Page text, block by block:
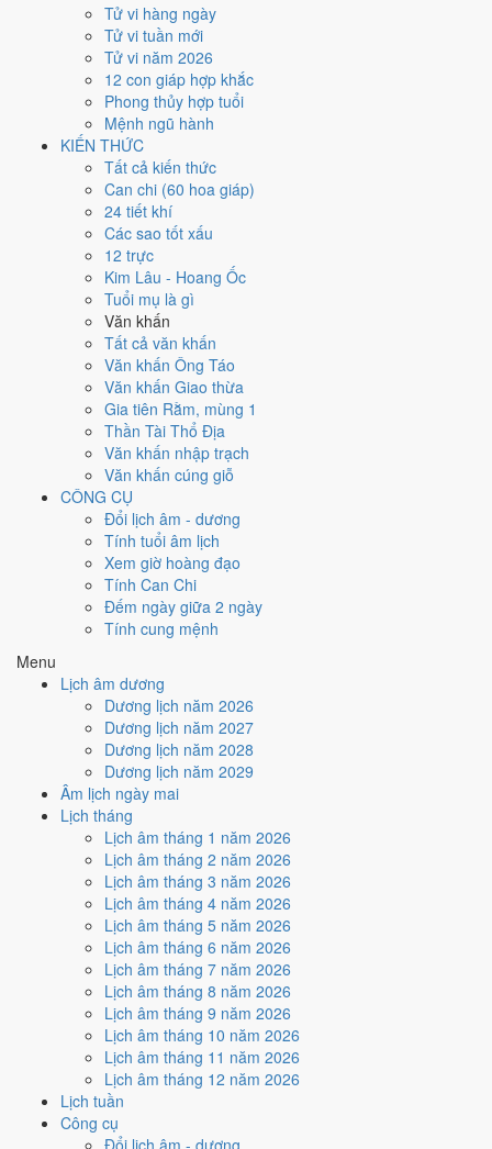
Tử vi hàng ngày
Tử vi tuần mới
Tử vi năm 2026
12 con giáp hợp khắc
Phong thủy hợp tuổi
Mệnh ngũ hành
KIẾN THỨC
Tất cả kiến thức
Can chi (60 hoa giáp)
24 tiết khí
Các sao tốt xấu
12 trực
Kim Lâu - Hoang Ốc
Tuổi mụ là gì
Văn khấn
Tất cả văn khấn
Văn khấn Ông Táo
Văn khấn Giao thừa
Gia tiên Rằm, mùng 1
Thần Tài Thổ Địa
Văn khấn nhập trạch
Văn khấn cúng giỗ
CÔNG CỤ
Đổi lịch âm - dương
Tính tuổi âm lịch
Xem giờ hoàng đạo
Tính Can Chi
Đếm ngày giữa 2 ngày
Tính cung mệnh
Menu
Lịch âm dương
Dương lịch năm 2026
Dương lịch năm 2027
Dương lịch năm 2028
Dương lịch năm 2029
Âm lịch ngày mai
Lịch tháng
Lịch âm tháng 1 năm 2026
Lịch âm tháng 2 năm 2026
Lịch âm tháng 3 năm 2026
Lịch âm tháng 4 năm 2026
Lịch âm tháng 5 năm 2026
Lịch âm tháng 6 năm 2026
Lịch âm tháng 7 năm 2026
Lịch âm tháng 8 năm 2026
Lịch âm tháng 9 năm 2026
Lịch âm tháng 10 năm 2026
Lịch âm tháng 11 năm 2026
Lịch âm tháng 12 năm 2026
Lịch tuần
Công cụ
Đổi lịch âm - dương
Ngày Giáp Ngọ có TrựcThành
việc) nhưng gặp SaoThiên Hình hắc đạo
6.0/10nên đây làNgày Bình Hòa
thường ngày.
Tuất, Dần, Mùihợp ngày; tuổi
Ngày 18/10/2043 tốt hay xấu cho
việc gì?
Ngày 18/10/2043 đạt6.0/10
Trồng cây - tỉa cành (10/10), thấp nhất là
. Trực Thành (ngày thành tựu - đại cát, tốt cho mọi việc) nhưng
gặp Sao Thiên Hình hắc đạo nên điểm từng việc chênh nhau như
Cưới hỏi - đính hôn
Tốt
Cưới hỏi - đính hôn hôm nay ở
Thành , nhưng Ngày Hắc Đạo kéo giảm điểm.
Cách tính ngày tốt
🏪
Khai trương - mở cửa hàng
Tốt
Khai trương - mở cửa hàng hôm nay ở
Trực Thành, nhưng Ngày Hắc Đạo kéo giảm điểm.
Cách tính ngày tốt
Ký hợp đồng - giao ước
Tốt
Ký hợp đồng - giao ước hôm nay ở
Thành , nhưng Ngày Hắc Đạo kéo giảm điểm.
Cách tính ngày tốt
Động thổ - khởi công
Tốt
Động thổ - khởi công hôm nay ở
Thành, nhưng Ngày Hắc Đạo kéo giảm điểm.
Cách tính ngày tốt
Nhập trạch - vào nhà mới
Tốt
Nhập trạch - vào nhà mới hôm nay ở
Trực Thành, nhưng Ngày Hắc Đạo kéo giảm điểm.
Cách tính ngày tốt
Mua xe - tậu xe
Tốt
Mua xe - tậu xe hôm nay ởmức tốt (6/10)
Thành , nhưng Ngày Hắc Đạo kéo giảm điểm.
Cách tính ngày tốt
✈️
Xuất hành - đi xa
6 /10Tốt
Xuất hành - đi xa hôm nay ở